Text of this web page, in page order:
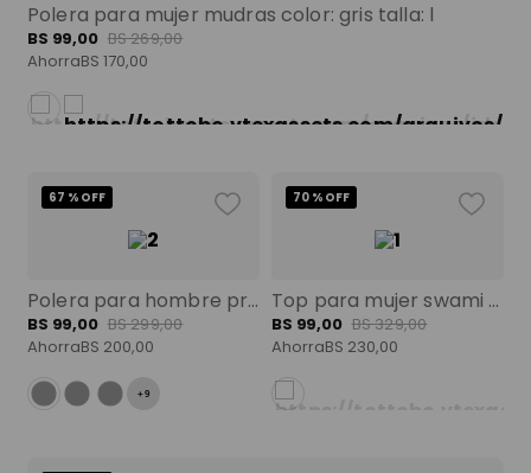
Polera para mujer mudras color: gris talla: l
BS 99,00 BS269,00
AhorraBS 170,00
Polera para hombre primen color: azul talla: xl
67 % OFF
BS 99,00 BS299,00
AhorraBS 200,00
+9
Top para mujer swami color: terreo talla: m
70 % OFF
BS 99,00 BS329,00
AhorraBS 230,00